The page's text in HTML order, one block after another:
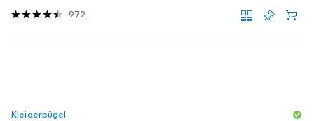
972
Kleiderbügel